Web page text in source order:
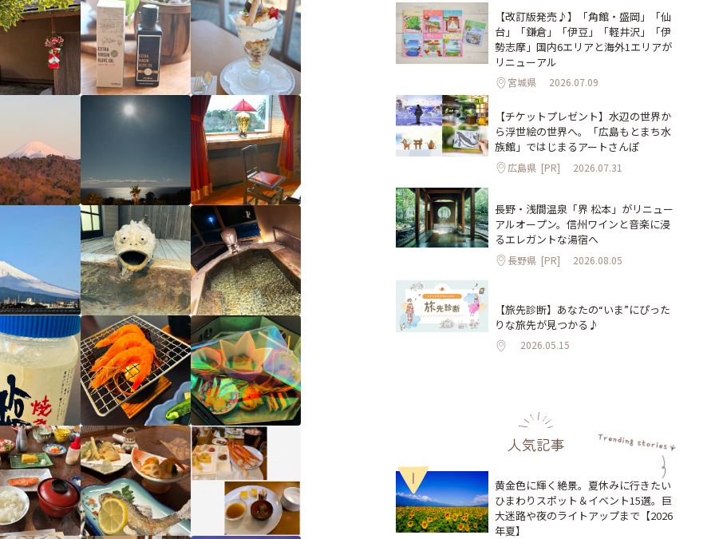
【改訂版発売♪】「角館・盛岡」「仙
台」「鎌倉」「伊豆」「軽井沢」「伊
勢志摩」国内6エリアと海外1エリアが
リニューアル
宮城県 2026.07.09
【チケットプレゼント】水辺の世界か
ら浮世絵の世界へ。「広島もとまち水
族館」ではじまるアートさんぽ
広島県 [PR] 2026.07.31
長野・浅間温泉「界 松本」がリニュー
アルオープン。信州ワインと音楽に浸
るエレガントな湯宿へ
長野県 [PR] 2026.08.05
【旅先診断】あなたの“いま”にぴった
りな旅先が見つかる♪
2026.05.15
人気記事
1
黄金色に輝く絶景。夏休みに行きたい
ひまわりスポット＆イベント15選。巨
大迷路や夜のライトアップまで【2026
年夏】